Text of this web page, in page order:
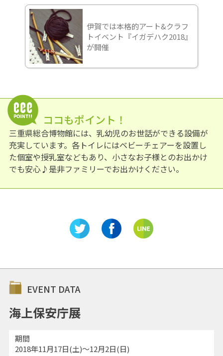
伊賀では本格的アート&クラフ
トイベント『イガデハク2018』
が開催
ココもポイント！
三重県総合博物館には、乳幼児のお世話ができる設備が
充実しています。各トイレにはベビーチェアーを設置し
た個室や授乳室などもあり、小さなお子様とのお出かけ
でも安心♪是非ファミリーでお出かけください。
EVENT DATA
海上保安庁展
期間
2018年11月17日(土)～12月2日(日)